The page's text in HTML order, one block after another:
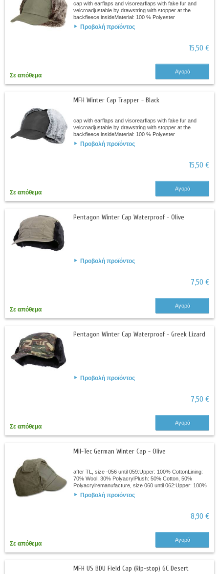
cap with earflaps and visorearflaps with fake fur and
velcroadjustable by drawstring with stopper at the
backfleece insideMaterial: 100 % Polyester
Προβολή προϊόντος
15,50 €
Σε απόθεμα
Αγορά
MFH Winter Cap Trapper - Black
cap with earflaps and visorearflaps with fake fur and
velcroadjustable by drawstring with stopper at the
backfleece insideMaterial: 100 % Polyester
Προβολή προϊόντος
15,50 €
Σε απόθεμα
Αγορά
Pentagon Winter Cap Waterproof - Olive
Προβολή προϊόντος
7,50 €
Σε απόθεμα
Αγορά
Pentagon Winter Cap Waterproof - Greek Lizard
Προβολή προϊόντος
7,50 €
Σε απόθεμα
Αγορά
Mil-Tec German Winter Cap - Olive
after TL, size -056 until 059:Upper: 100% CottonLining:
70% Wool, 30% PolyacrylPlush: 50% Cotton, 50%
Polyacrylremanufacture, size 060 until 062:Upper: 100%
CottonLining: 80% Polyester, 20%...
Προβολή προϊόντος
8,90 €
Σε απόθεμα
Αγορά
MFH US BDU Field Cap (Rip-stop) 6C Desert